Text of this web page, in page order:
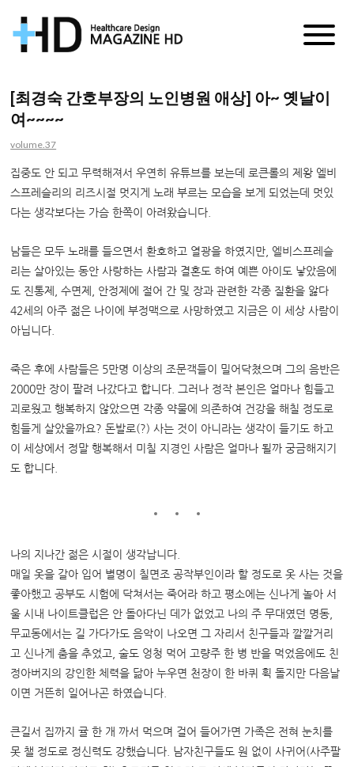
거
[최경숙 간호부장의 노인병원 애상] 아~ 옛날이
여~~~~
volume.37
집중도 안 되고 무력해져서 우연히 유튜브를 보는데 로큰롤의 제왕 엘비
스프레슬리의 리즈시절 멋지게 노래 부르는 모습을 보게 되었는데 멋있
다는 생각보다는 가슴 한쪽이 아려왔습니다.
남들은 모두 노래를 들으면서 환호하고 열광을 하였지만, 엘비스프레슬
리는 살아있는 동안 사랑하는 사람과 결혼도 하여 예쁜 아이도 낳았음에
도 진통제, 수면제, 안정제에 절어 간 및 장과 관련한 각종 질환을 앓다
42세의 아주 젊은 나이에 부정맥으로 사망하였고 지금은 이 세상 사람이
아닙니다.
죽은 후에 사람들은 5만명 이상의 조문객들이 밀어닥쳤으며 그의 음반은
2000만 장이 팔려 나갔다고 합니다. 그러나 정작 본인은 얼마나 힘들고
괴로웠고 행복하지 않았으면 각종 약물에 의존하여 건강을 해칠 정도로
힘들게 살았을까요? 돈발로(?) 사는 것이 아니라는 생각이 들기도 하고
이 세상에서 정말 행복해서 미칠 지경인 사람은 얼마나 될까 궁금해지기
도 합니다.
나의 지나간 젊은 시절이 생각납니다.
매일 옷을 갈아 입어 별명이 칠면조 공작부인이라 할 정도로 옷 사는 것을
좋아했고 공부도 시험에 닥쳐서는 죽어라 하고 평소에는 신나게 놀아 서
울 시내 나이트클럽은 안 돌아다닌 데가 없었고 나의 주 무대였던 명동,
무교동에서는 길 가다가도 음악이 나오면 그 자리서 친구들과 깔깔거리
고 신나게 춤을 추었고, 술도 엉청 먹어 고량주 한 병 반을 먹었음에도 친
정아버지의 강인한 체력을 닮아 누우면 천장이 한 바퀴 휙 돌지만 다음날
이면 거뜬히 일어나곤 하였습니다.
큰길서 집까지 귤 한 개 까서 먹으며 걸어 들어가면 가족은 전혀 눈치를
못 챌 정도로 정신력도 강했습니다. 남자친구들도 원 없이 사귀어(사주팔